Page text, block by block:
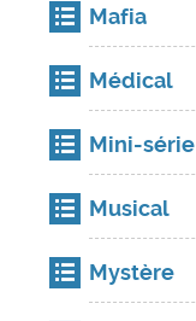
Mafia
Médical
Mini-série
Musical
Mystère